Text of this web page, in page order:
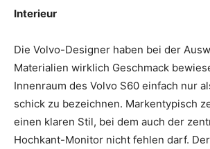
Interieur
Die Volvo-Designer haben bei der
Materialien wirklich Geschmack
Innenraum des Volvo S60 einfach nur
schick zu bezeichnen. Markentypisch
einen klaren Stil, bei dem auch der
Hochkant-Monitor nicht fehlen darf.